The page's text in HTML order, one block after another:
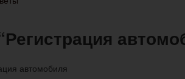
автомобиля